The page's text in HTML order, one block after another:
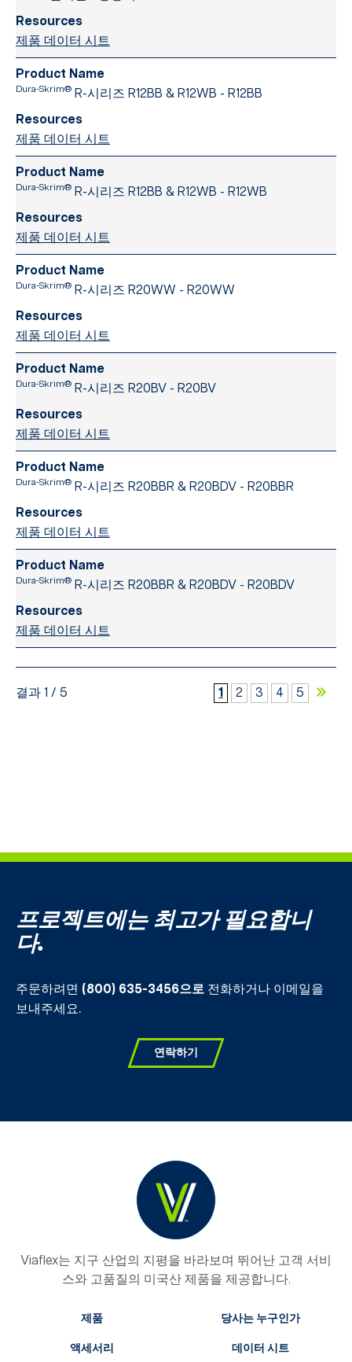
제품 데이터 시트
Dura-Skrim® R-시리즈 R12BB & R12WB - R12BB
제품 데이터 시트
Dura-Skrim® R-시리즈 R12BB & R12WB - R12WB
제품 데이터 시트
Dura-Skrim® R-시리즈 R20WW - R20WW
제품 데이터 시트
Dura-Skrim® R-시리즈 R20BV - R20BV
제품 데이터 시트
Dura-Skrim® R-시리즈 R20BBR & R20BDV - R20BBR
제품 데이터 시트
Dura-Skrim® R-시리즈 R20BBR & R20BDV - R20BDV
제품 데이터 시트
결과 1 / 5 1 2 3 4 5
프로젝트에는 최고가 필요합니
다.
주문하려면 (800) 635-3456으로 전화하거나 이메일을
보내주세요.
연락하기
Viaflex는 지구 산업의 지평을 바라보며 뛰어난 고객 서비
스와 고품질의 미국산 제품을 제공합니다.
제품
액세서리
당사는 누구인가
데이터 시트